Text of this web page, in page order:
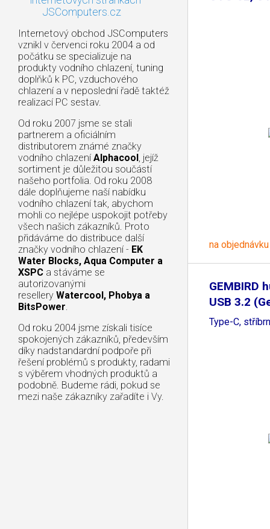
JSComputers.cz
Internetový obchod JSComputers
vznikl v červenci roku 2004 a od
počátku se specializuje na
produkty vodního chlazení, tuning
doplňků k PC, vzduchového
chlazení a v neposlední řadě taktéž
realizací PC sestav.
Od roku 2007 jsme se stali
partnerem a oficiálním
distributorem známé značky
vodního chlazení Alphacool, jejíž
sortiment je důležitou součástí
našeho portfolia. Od roku 2008
dále doplňujeme naší nabídku
vodního chlazení tak, abychom
mohli co nejlépe uspokojit potřeby
všech našich zákazníků. Proto
přidáváme do distribuce další
značky vodního chlazení - EK
Water Blocks, Aqua Computer a
XSPC a stáváme se
autorizovanými
resellery Watercool, Phobya a
BitsPower.
Od roku 2004 jsme získali tisíce
spokojených zákazníků, především
díky nadstandardní podpoře při
řešení problémů s produkty, radami
s výběrem vhodných produktů a
podobně. Budeme rádi, pokud se
mezi naše zákazníky zařadíte i Vy.
na objednávku
GEMBIRD
USB 3.2
Type-C,